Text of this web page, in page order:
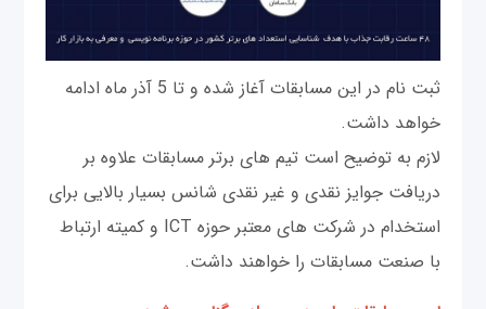
ثبت نام در این مسابقات آغاز شده و تا 5 آذر ماه ادامه
خواهد داشت.
لازم به توضیح است تیم های برتر مسابقات علاوه بر
دریافت جوایز نقدی و غیر نقدی شانس بسیار بالایی برای
استخدام در شرکت های معتبر حوزه ICT و کمیته ارتباط
با صنعت مسابقات را خواهند داشت.